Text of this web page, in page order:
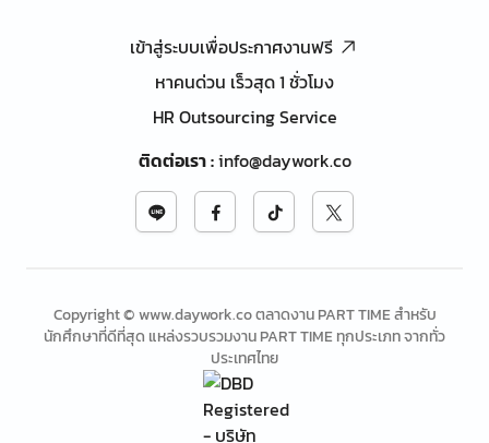
เข้าสู่ระบบเพื่อประกาศงานฟรี
หาคนด่วน เร็วสุด 1 ชั่วโมง
HR Outsourcing Service
ติดต่อเรา:info@daywork.co
Copyright © www.daywork.co ตลาดงาน PART TIME สำหรับ
นักศึกษาที่ดีที่สุด แหล่งรวบรวมงาน PART TIME ทุกประเภท จากทั่ว
ประเทศไทย